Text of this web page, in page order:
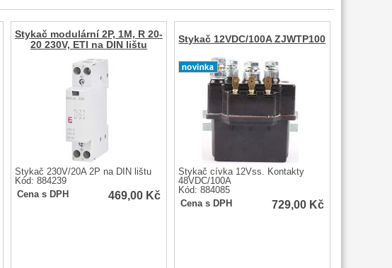
Stykač modulární 2P, 1M, R 20-
20 230V, ETI na DIN lištu
Stykač 230V/20A 2P na DIN lištu
Kód: 884239
Cena s DPH
469,00 Kč
Stykač 12VDC/100A ZJWTP100
Stykač cívka 12Vss. Kontakty
48VDC/100A
Kód: 884085
Cena s DPH
729,00 Kč